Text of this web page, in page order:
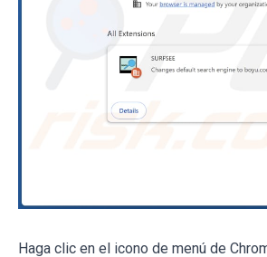
Haga clic en el icono de menú de